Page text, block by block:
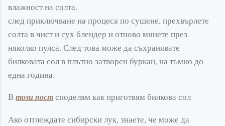
влажност на солта.
след приключване на процеса по сушене, прехвърлете
солта в чист и сух блендер и отново минете през
няколко пулса. След това може да съхранявате
билковата сол в плътно затворен буркан, на тъмно до
една година.
Втози постсподелям как приготвям билкова сол
Ако отглеждате сибирски лук, знаете, че може да